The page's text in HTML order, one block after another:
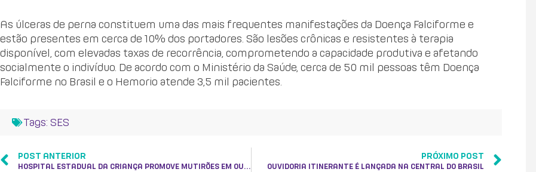
As úlceras de perna constituem uma das mais frequentes manifestações da Doença Falciforme e
estão presentes em cerca de 10% dos portadores. São lesões crônicas e resistentes à terapia
disponível, com elevadas taxas de recorrência, comprometendo a capacidade produtiva e afetando
socialmente o indivíduo. De acordo com o Ministério da Saúde, cerca de 50 mil pessoas têm Doença
Falciforme no Brasil e o Hemorio atende 3,5 mil pacientes.
Tags: SES
POST ANTERIOR
HOSPITAL ESTADUAL DA CRIANÇA PROMOVE MUTIRÕES EM OUTUBRO
PRÓXIMO POST
OUVIDORIA ITINERANTE É LANÇADA NA CENTRAL DO BRASIL